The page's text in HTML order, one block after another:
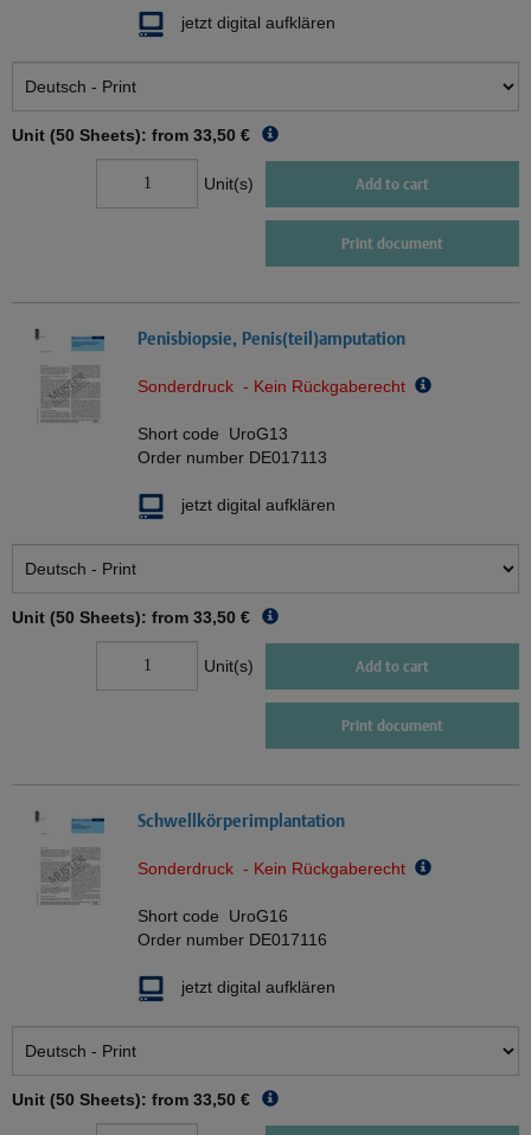
jetzt digital aufklären
Unit (50 Sheets): from 33,50 €
Unit(s) Add to cart
Print document
Penisbiopsie, Penis(teil)amputation
Sonderdruck - Kein Rückgaberecht
Short code UroG13
Order number DE017113
jetzt digital aufklären
Unit (50 Sheets): from 33,50 €
Unit(s) Add to cart
Print document
Schwellkörperimplantation
Sonderdruck - Kein Rückgaberecht
Short code UroG16
Order number DE017116
jetzt digital aufklären
Unit (50 Sheets): from 33,50 €